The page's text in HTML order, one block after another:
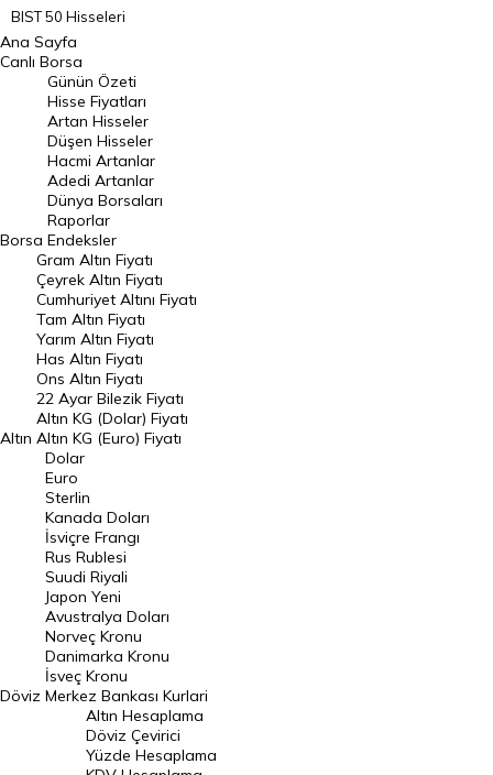
BIST 50 Hisseleri
BIST 100 Hisseleri
En Çok Artan Hisseler
En Çok Düşen Hisseler
Hacmi Artanlar
Geçmiş Kapanışlar
Dünya Borsaları
Raporlar
Endeksler
DÖVİZ
Döviz Kuru
Dolar Kuru
Euro Kuru
Pound Kuru
Frank Kuru
Riyal Kuru
Avustralya Doları
Danimarka Kronu Kuru
Kanada Doları Kuru
Norveç Kronu Kuru
İsveç Kronu Kuru
Japon Yeni Kuru
Ana Sayfa
Canlı Borsa
Borsa
Günün Özeti
Hisse Fiyatları
Artan Hisseler
Düşen Hisseler
Hacmi Artanlar
Adedi Artanlar
Dünya Borsaları
Raporlar
Endeksler
Altın
Gram Altın Fiyatı
Çeyrek Altın Fiyatı
Cumhuriyet Altını Fiyatı
Tam Altın Fiyatı
Yarım Altın Fiyatı
Has Altın Fiyatı
Ons Altın Fiyatı
22 Ayar Bilezik Fiyatı
Altın KG (Dolar) Fiyatı
Altın KG (Euro) Fiyatı
Döviz
Dolar
Euro
Sterlin
Kanada Doları
İsviçre Frangı
Rus Rublesi
Suudi Riyali
Japon Yeni
Avustralya Doları
Norveç Kronu
Danimarka Kronu
İsveç Kronu
Merkez Bankası Kurlari
Altın Hesaplama
Döviz Çevirici
Yüzde Hesaplama